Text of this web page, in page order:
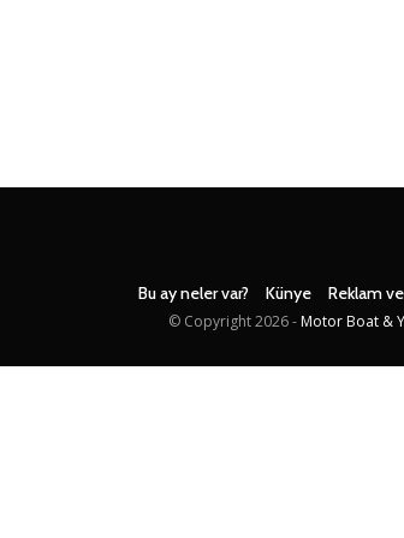
Bu ay neler var? Künye Reklam
© Copyright2026 - Motor Boat &